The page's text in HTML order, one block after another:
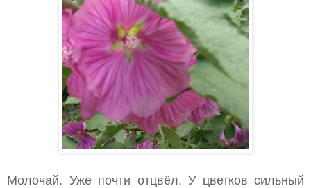
Молочай. Уже почти отцвёл. У цветков сильный